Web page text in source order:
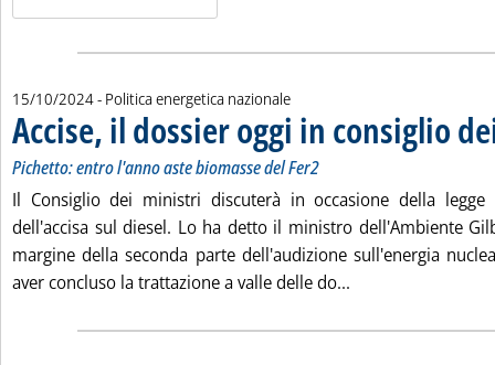
15/10/2024- Politica energetica nazionale
Accise, il dossier oggi in consiglio
Pichetto: entro l'anno aste biomasse del Fer2
Il Consiglio dei ministri discuterà in occasione della
dell'accisa sul diesel. Lo ha detto il ministro dell'Ambiente
margine della seconda parte dell'audizione sull'energia
aver concluso la trattazione a valle delle do...